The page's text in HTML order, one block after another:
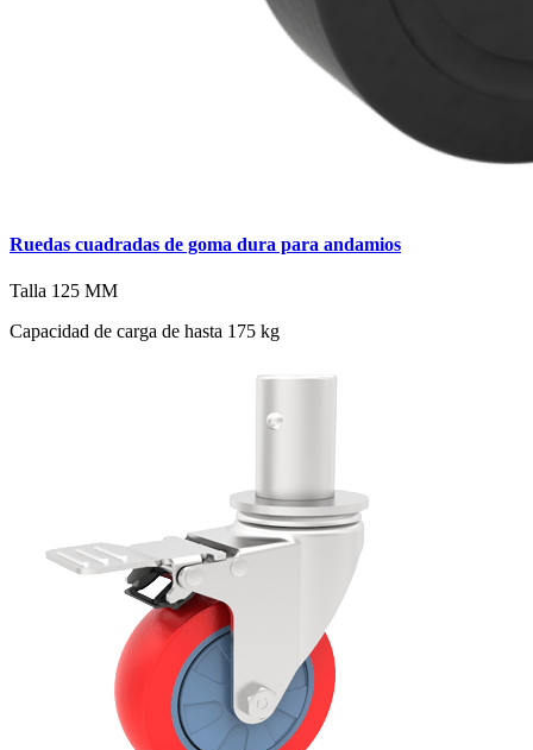
Ruedas cuadradas de goma dura para andamios
Talla 125 MM
Capacidad de carga de hasta 175 kg